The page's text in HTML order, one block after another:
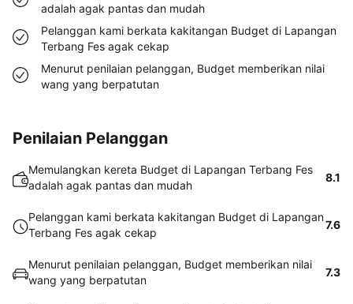
adalah agak pantas dan mudah
Pelanggan kami berkata kakitangan Budget di Lapangan
Terbang Fes agak cekap
Menurut penilaian pelanggan, Budget memberikan nilai
wang yang berpatutan
Penilaian Pelanggan
Memulangkan kereta Budget di Lapangan Terbang Fes
adalah agak pantas dan mudah
8.1
Pelanggan kami berkata kakitangan Budget di Lapangan
Terbang Fes agak cekap
7.6
Menurut penilaian pelanggan, Budget memberikan nilai
wang yang berpatutan
7.3